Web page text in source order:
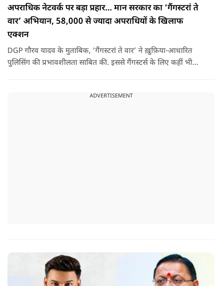
अपराधिक नेटवर्क पर बड़ा प्रहार… मान सरकार का ‘गैंगस्टरां ते
वार’ अभियान, 58,000 से ज्यादा अपराधियों के खिलाफ
एक्शन
DGP गौरव यादव के मुताबिक, ‘गैंगस्टरां ते वार’ ने ख़ुफ़िया-आधारित
पुलिसिंग की प्रभावशीलता साबित की. इससे गैंगस्टर्स के लिए कहीं भी
ADVERTISEMENT